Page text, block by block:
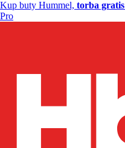
Kup buty Hummel, torba gratis
Pro